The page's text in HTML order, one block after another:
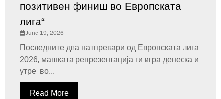
позитивен финиш во Европската
лига“
June 19, 2026
Последните два натпревари од Европската лига
2026, машката репрезентација ги игра денеска и
утре, во...
Read More